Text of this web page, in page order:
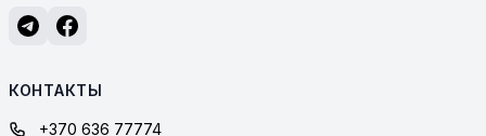
КОНТАКТЫ
+370 636 77774